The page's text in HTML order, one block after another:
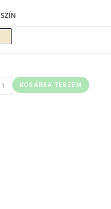
SZÍN
KOSÁRBA TESZEM